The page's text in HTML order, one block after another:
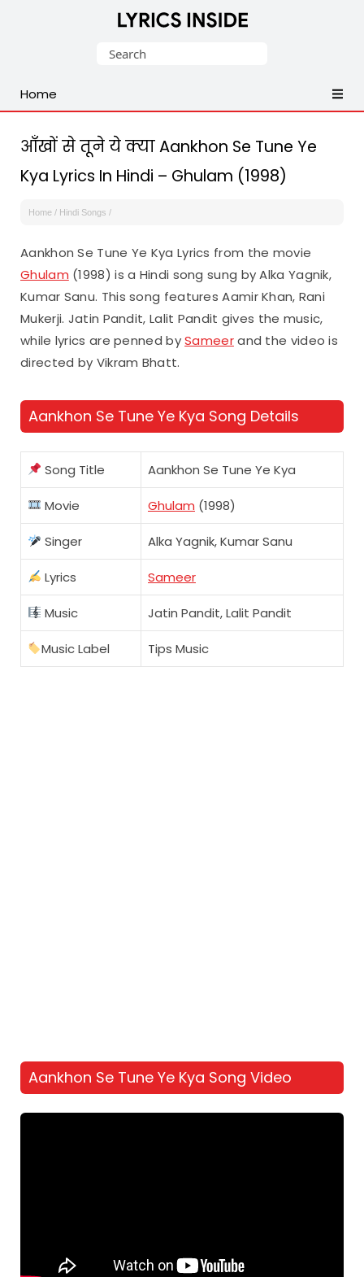
Malayalam,
English,
Songs
Lyrics
Search
Home
आँखों से तूने ये क्या Aankhon Se Tune Ye
Kya Lyrics In Hindi – Ghulam (1998)
Home / Hindi Songs /
Aankhon Se Tune Ye Kya Lyrics from the movie
Ghulam (1998) is a Hindi song sung by Alka Yagnik,
Kumar Sanu. This song features Aamir Khan, Rani
Mukerji. Jatin Pandit, Lalit Pandit gives the music,
while lyrics are penned bySameerand the video is
directed by Vikram Bhatt.
Aankhon Se Tune Ye Kya Song Details
Song Title Aankhon Se Tune Ye Kya
Movie Ghulam (1998)
Singer Alka Yagnik, Kumar Sanu
Lyrics Sameer
Music Jatin Pandit, Lalit Pandit
Music Label Tips Music
Aankhon Se Tune Ye Kya Song Video